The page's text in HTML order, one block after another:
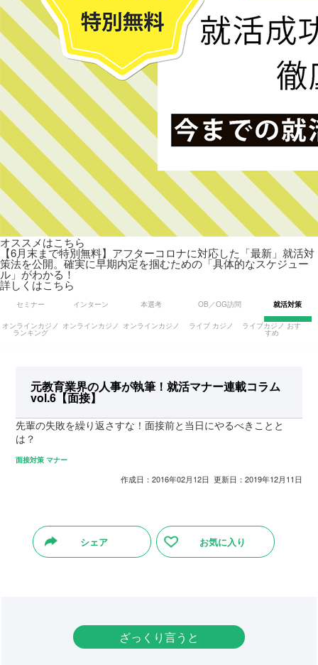
オススメはこちら
【6月末まで特別無料】アフターコロナに対応した「最新」就活対
策法を公開。確実に早期内定を掴むための「具体的なスケジュー
ル」がわかる！
詳しくはこちら
セミナー インターン 本選考 OB／OG訪問 就活対策
オンラインカジノ
ランキング
オンラインカジノ オンラインカジノ ライブ カジノ ライブカジノ おす
すめ
元教育業界の人事が執筆！就活マナー連載コラム
vol.6【面接】
先輩の失敗を繰り返さすな！面接前と当日にやるべきことと
は？
面接対策 マナー
作成日：2016年02月12日 更新日：2019年12月11日
シェア お気に入り
ざっくり言うと